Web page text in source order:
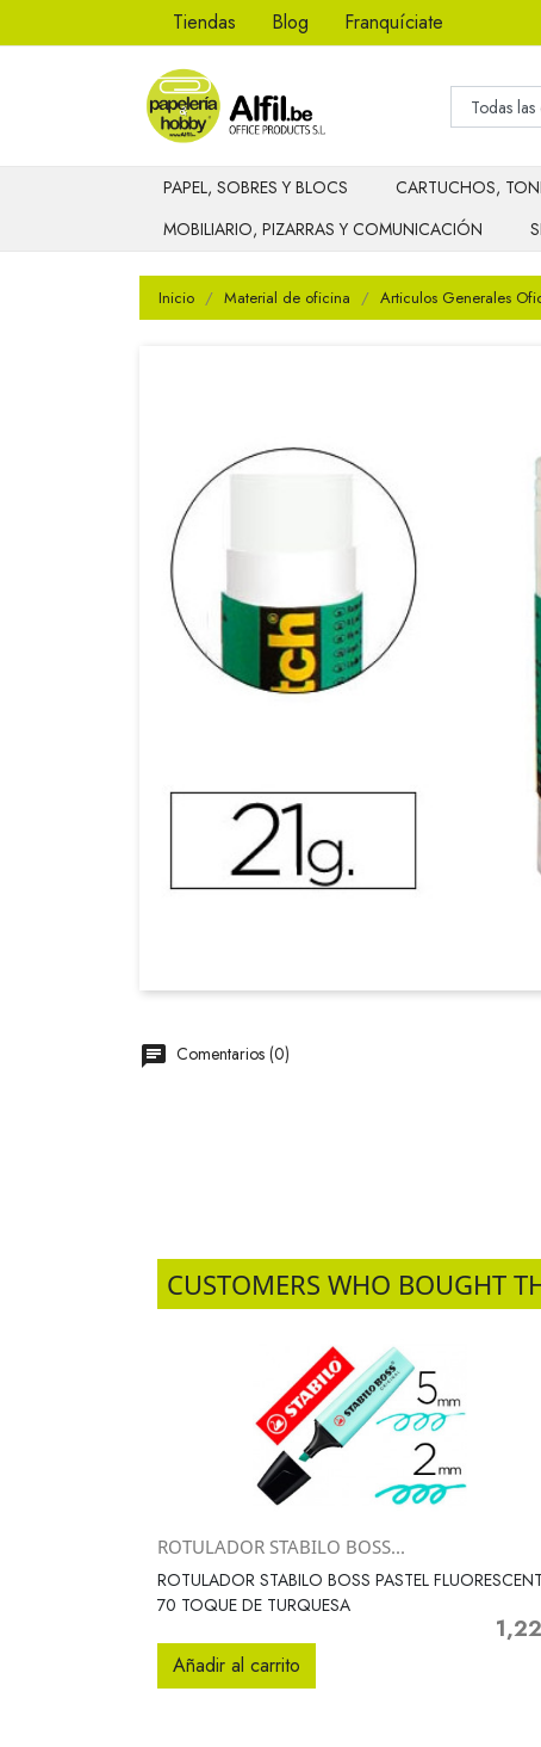
Tiendas Blog Franquíciate
PAPEL, SOBRES Y BLOCS CARTUCHOS,
MOBILIARIO, PIZARRAS Y COMUNICACIÓN
Inicio Material de oficina Articulos Generales
Comentarios (0)
CUSTOMERS WHO BOUGHT
 Vista rápida
ROTULADOR STABILO BOSS...
ROTULADOR STABILO BOSS PASTEL
70 TOQUE DE TURQUESA
Precio
Añadir al carrito